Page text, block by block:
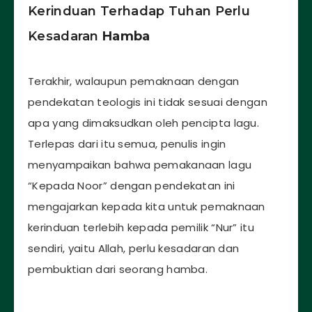
Kerinduan Terhadap Tuhan Perlu
Kesadaran Hamba
Terakhir, walaupun pemaknaan dengan
pendekatan teologis ini tidak sesuai dengan
apa yang dimaksudkan oleh pencipta lagu.
Terlepas dari itu semua, penulis ingin
menyampaikan bahwa pemakanaan lagu
“Kepada Noor” dengan pendekatan ini
mengajarkan kepada kita untuk pemaknaan
kerinduan terlebih kepada pemilik “Nur” itu
sendiri, yaitu Allah, perlu kesadaran dan
pembuktian dari seorang hamba.